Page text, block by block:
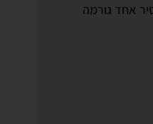
אחד גורמה